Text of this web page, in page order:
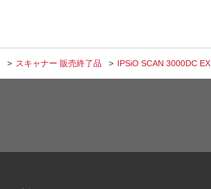
スキャナー 販売終了品 IPSiO SCAN 3000DC EX